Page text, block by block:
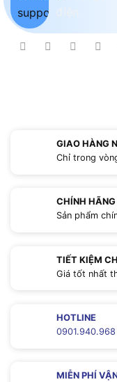
GIAO HÀNG
Chỉ trong
CHÍNH
Sản phẩm
TIẾT KIỆM
Giá tốt nhất
HOTLINE
0901.940.968
MIỄN PHÍ